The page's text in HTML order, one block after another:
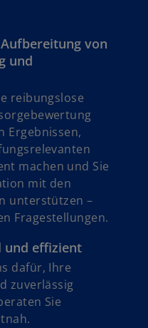
von
und
reibungslose
Ergebnissen,
machen und Sie
mit den
unterstützen –
Fragestellungen.
und effizient
dafür, Ihre
zuverlässig
Sie